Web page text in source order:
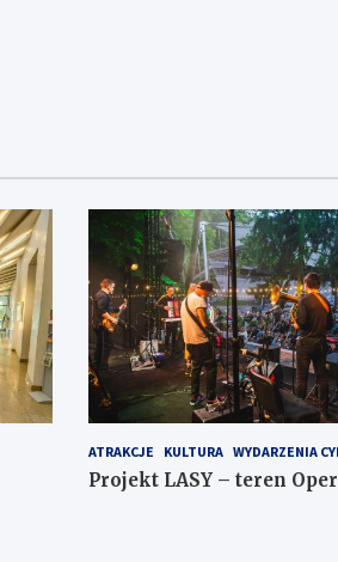
ATRAKCJE KULTURA WYDARZENIA
Projekt LASY – teren